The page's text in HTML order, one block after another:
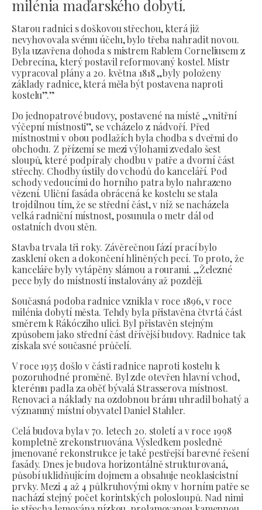
milénia maďarského dobytí.
Starou radnici s doškovou střechou, která již
nevyhovovala svému účelu, bylo třeba nahradit novou.
Byla uzavřena dohoda s mistrem Rablem Corneliusem z
Debrecína, který postavil reformovaný kostel. Mistr
vypracoval plány a 20. května 1818 „byly položeny
základy radnice, která měla být postavena naproti
kostelu”.”
Do jednopatrové budovy, postavené na místě „vnitřní
výčepní místnosti”, se vcházelo z nádvoří. Před
místnostmi v obou podlažích byla chodba s dveřmi do
obchodu. Z přízemí se mezi výlohami zvedalo šest
sloupů, které podpíraly chodbu v patře a dvorní část
střechy. Chodby ústily do vchodů do kanceláří. Pod
schody vedoucími do horního patra bylo nahrazeno
vězení. Uliční fasáda obrácená ke kostelu se stala
trojdílnou tím, že se střední část, v níž se nacházela
velká radniční místnost, posunula o metr dál od
ostatních dvou stěn.
Stavba trvala tři roky. Závěrečnou fází prací bylo
zasklení oken a dokončení hliněných pecí. To proto, že
kanceláře byly vytápěny slámou a rourami. „Železné
pece byly do místností instalovány až později.
Současná podoba radnice vznikla v roce 1896, v roce
milénia dobytí města. Tehdy byla přistavěna čtvrtá část
směrem k Rákócziho ulici. Byl přistavěn stejným
způsobem jako střední část dřívější budovy. Radnice tak
získala své současné průčelí.
V roce 1935 došlo v části radnice naproti kostelu k
pozoruhodné proměně. Byl zde otevřen hlavní vchod,
kterému padla za oběť bývalá Strasserova místnost.
Renovaci a náklady na ozdobnou bránu uhradil bohatý a
významný místní obyvatel Daniel Stahler.
Celá budova byla v 70. letech 20. století a v roce 1998
kompletně zrekonstruována. Výsledkem posledně
jmenované rekonstrukce je také pestřejší barevné řešení
fasády. Dnes je budova horizontálně strukturovaná,
působí uklidňujícím dojmem a obsahuje neoklasicistní
prvky. Mezi 4 až 4 půlkruhovými okny v horním patře se
nachází stejný počet korintských polosloupů. Nad nimi